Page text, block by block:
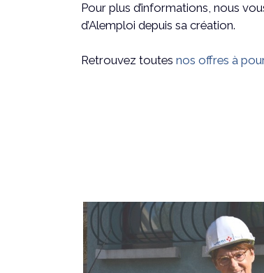
Pour plus d’informations, nous
d’Alemploi depuis sa création.
Retrouvez toutes nos offres à